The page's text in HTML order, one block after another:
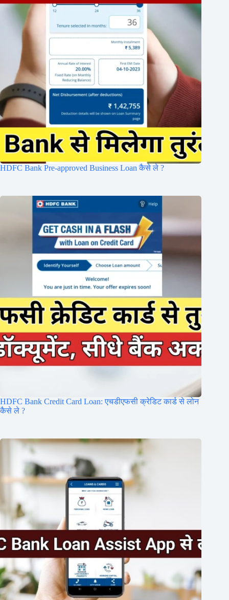
HDFC Bank Pre-approved Business Loan कैसे ले ?
HDFC Bank Credit Card Loan: एचडीएफसी क्रेडिट कार्ड से लोन
कैसे ले ?